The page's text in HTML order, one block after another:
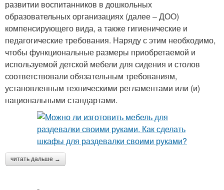
развитии воспитанников в дошкольных
образовательных организациях (далее – ДОО)
компенсирующего вида, а также гигиенические и
педагогические требования. Наряду с этим необходимо,
чтобы функциональные размеры приобретаемой и
используемой детской мебели для сидения и столов
соответствовали обязательным требованиям,
установленным техническими регламентами или (и)
национальными стандартами.
читать дальше →